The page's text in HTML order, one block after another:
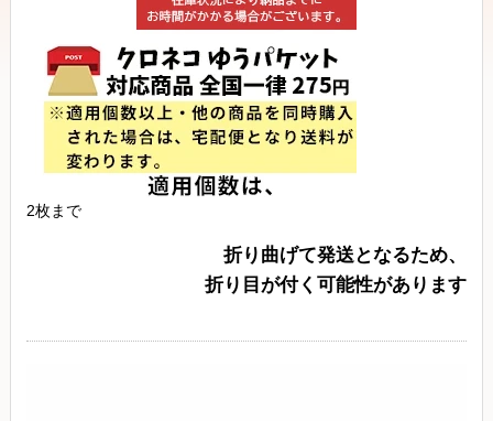
2枚まで
折り曲げて発送となるため、
折り目が付く可能性があります